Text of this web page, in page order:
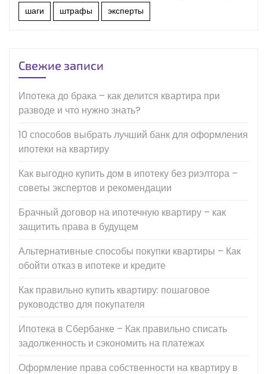
шаги
штрафы эксперты
Свежие записи
Ипотека до брака – как делится квартира при
разводе и что нужно знать?
10 способов выбрать лучший банк для оформления
ипотеки на квартиру
Как выгодно купить дом в ипотеку без риэлтора –
советы экспертов и рекомендации
Брачный договор на ипотечную квартиру – как
защитить права в будущем
Альтернативные способы покупки квартиры – Как
обойти отказ в ипотеке и кредите
Как правильно купить квартиру: пошаговое
руководство для покупателя
Ипотека в Сбербанке – Как правильно списать
задолженность и сэкономить на платежах
Оформление права собственности на квартиру в